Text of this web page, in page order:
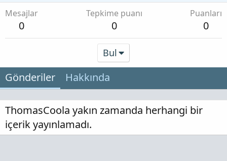
Mesajlar
0
Tepkime puanı
0
Puanları
0
Bul
Gönderiler Hakkında
ThomasCoola yakın zamanda herhangi bir
içerik yayınlamadı.